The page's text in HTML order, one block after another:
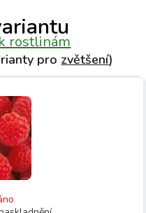
rostlinám
pro zvětšení)